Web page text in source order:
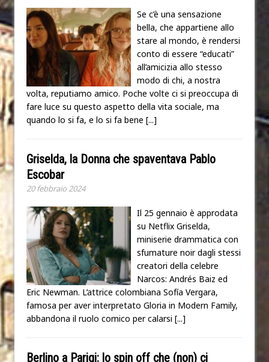
Se c’è una sensazione
bella, che appartiene allo
stare al mondo, è rendersi
conto di essere “educati”
all’amicizia allo stesso
modo di chi, a nostra
volta, reputiamo amico. Poche volte ci si preoccupa di
fare luce su questo aspetto della vita sociale, ma
quando lo si fa, e lo si fa bene [...]
Griselda, la Donna che spaventava Pablo
Escobar
20 febbraio 2024
Il 25 gennaio è approdata
su Netflix Griselda,
miniserie drammatica con
sfumature noir dagli stessi
creatori della celebre
Narcos: Andrés Baiz ed
Eric Newman. L’attrice colombiana Sofía Vergara,
famosa per aver interpretato Gloria in Modern Family,
abbandona il ruolo comico per calarsi [...]
Berlino a Parigi: lo spin off che (non) ci